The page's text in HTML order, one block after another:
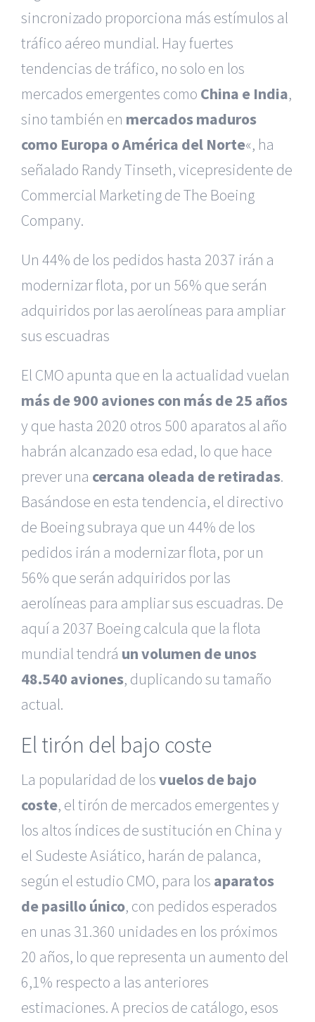
sincronizado proporciona más estímulos al
tráfico aéreo mundial. Hay fuertes
tendencias de tráfico, no solo en los
mercados emergentes como China e India,
sino también en mercados maduros
como Europa o América del Norte«, ha
señalado Randy Tinseth, vicepresidente de
Commercial Marketing de The Boeing
Company.
Un 44% de los pedidos hasta 2037 irán a
modernizar flota, por un 56% que serán
adquiridos por las aerolíneas para ampliar
sus escuadras
El CMO apunta que en la actualidad vuelan
más de 900 aviones con más de 25 años
y que hasta 2020 otros 500 aparatos al año
habrán alcanzado esa edad, lo que hace
prever una cercana oleada de retiradas.
Basándose en esta tendencia, el directivo
de Boeing subraya que un 44% de los
pedidos irán a modernizar flota, por un
56% que serán adquiridos por las
aerolíneas para ampliar sus escuadras. De
aquí a 2037 Boeing calcula que la flota
mundial tendrá un volumen de unos
48.540 aviones, duplicando su tamaño
actual.
El tirón del bajo coste
La popularidad de losvuelos de bajo
coste, el tirón de mercados emergentes y
los altos índices de sustitución en China y
el Sudeste Asiático, harán de palanca,
según el estudio CMO, para los aparatos
de pasillo único, con pedidos esperados
en unas 31.360 unidades en los próximos
20 años, lo que representa un aumento del
6,1% respecto a las anteriores
estimaciones. A precios de catálogo, esos